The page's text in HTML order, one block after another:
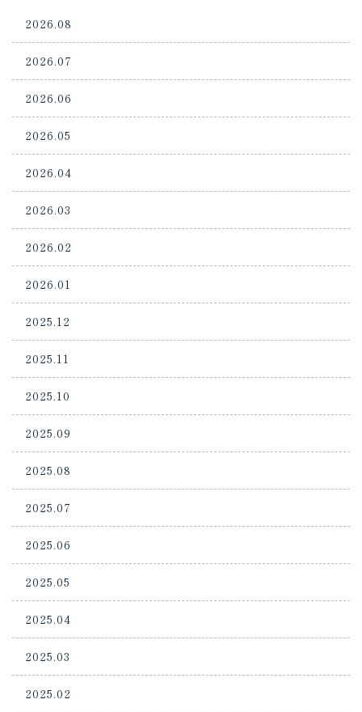
2026.08
2026.07
2026.06
2026.05
2026.04
2026.03
2026.02
2026.01
2025.12
2025.11
2025.10
2025.09
2025.08
2025.07
2025.06
2025.05
2025.04
2025.03
2025.02